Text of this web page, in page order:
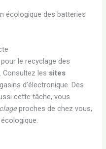
écologique des batteries
le recyclage des
Consultez les sites
d’électronique. Des
cette tâche, vous
proches de chez vous,